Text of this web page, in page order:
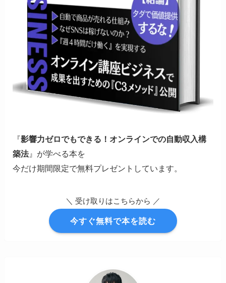
『影響力ゼロでもできる！オンラインでの自動収入構
築法』が学べる本を
今だけ期間限定で無料プレゼントしています。
＼ 受け取りはこちらから ／
今すぐ無料で本を読む